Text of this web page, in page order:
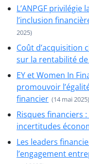
L’ANPGF
l’inclusion
2025)
Coût d’acquisition
sur la rentabilité
EY et Women In
promouvoir
financier (14 mai 2025)
Risques financiers
incertitudes
Les leaders
l’engagement